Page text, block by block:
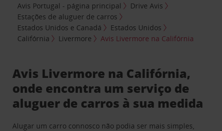
Avis Portugal - página principal
Drive Avis
Estações de aluguer de carros
Estados Unidos e Canadá
Estados Unidos
Califórnia
Livermore Avis Livermore na Califórnia
Avis Livermore na Califórnia,
onde encontra um serviço de
aluguer de carros à sua medida
Alugar um carro connosco não podia ser mais simples,